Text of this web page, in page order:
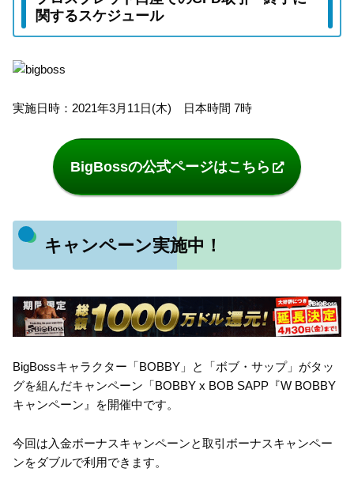
関するスケジュール
実施日時：2021年3月11日(木) 日本時間 7時
BigBossの公式ページはこちら
キャンペーン実施中！
BigBossキャラクター「BOBBY」と「ボブ・サップ」がタッ
グを組んだキャンペーン「BOBBY x BOB SAPP『W BOBBY
キャンペーン』を開催中です。
今回は入金ボーナスキャンペーンと取引ボーナスキャンペー
ンをダブルで利用できます。